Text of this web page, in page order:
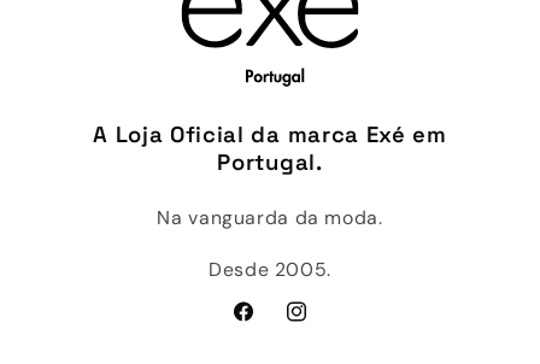
A Loja Oficial da marca Exé em
Portugal.
Na vanguarda da moda.
Desde 2005.
FacebookInstagram